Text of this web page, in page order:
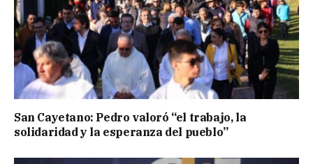
San Cayetano: Pedro valoró “el trabajo, la
solidaridad y la esperanza del pueblo”